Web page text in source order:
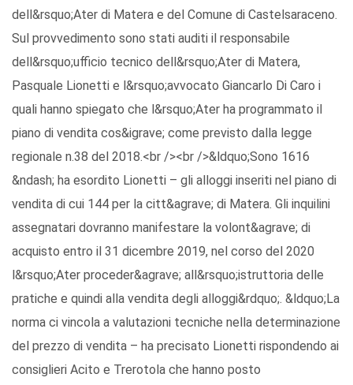
dell&rsquo;Ater di Matera e del Comune di Castelsaraceno.
Sul provvedimento sono stati auditi il responsabile
dell&rsquo;ufficio tecnico dell&rsquo;Ater di Matera,
Pasquale Lionetti e l&rsquo;avvocato Giancarlo Di Caro i
quali hanno spiegato che l&rsquo;Ater ha programmato il
piano di vendita cos&igrave; come previsto dalla legge
regionale n.38 del 2018.<br /><br />&ldquo;Sono 1616
&ndash; ha esordito Lionetti – gli alloggi inseriti nel piano di
vendita di cui 144 per la citt&agrave; di Matera. Gli inquilini
assegnatari dovranno manifestare la volont&agrave; di
acquisto entro il 31 dicembre 2019, nel corso del 2020
l&rsquo;Ater proceder&agrave; all&rsquo;istruttoria delle
pratiche e quindi alla vendita degli alloggi&rdquo;. &ldquo;La
norma ci vincola a valutazioni tecniche nella determinazione
del prezzo di vendita – ha precisato Lionetti rispondendo ai
consiglieri Acito e Trerotola che hanno posto